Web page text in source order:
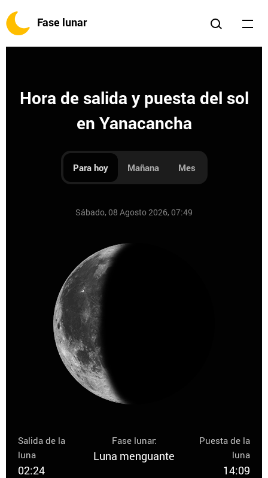
Fase lunar
Hora de salida y puesta del sol
en Yanacancha
Para hoy Mañana Mes
Sábado, 08 Agosto 2026, 07:49
Salida de la
luna
02:24
Fase lunar:
Luna menguante
Puesta de la
luna
14:09